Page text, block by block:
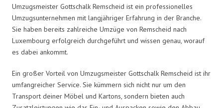
Umzugsmeister Gottschalk Remscheid ist ein professionelles
Umzugsunternehmen mit langjähriger Erfahrung in der Branche.
Sie haben bereits zahlreiche Umzüge von Remscheid nach
Luxembourg erfolgreich durchgeführt und wissen genau, worauf
es dabei ankommt.
Ein großer Vorteil von Umzugsmeister Gottschalk Remscheid ist ihr
umfangreicher Service. Sie kümmern sich nicht nur um den
Transport deiner Möbel und Kartons, sondern bieten auch